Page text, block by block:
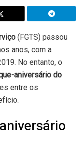
(FGTS) passou
anos, com a
No entanto, o
aniversário do
entre os